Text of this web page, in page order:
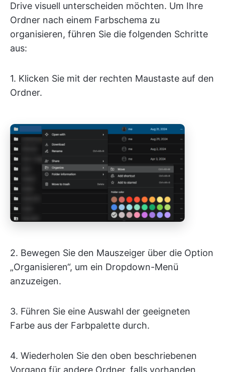
Drive visuell unterscheiden möchten. Um Ihre
Ordner nach einem Farbschema zu
organisieren, führen Sie die folgenden Schritte
aus:
1. Klicken Sie mit der rechten Maustaste auf den
Ordner.
2. Bewegen Sie den Mauszeiger über die Option
„Organisieren“, um ein Dropdown-Menü
anzuzeigen.
3. Führen Sie eine Auswahl der geeigneten
Farbe aus der Farbpalette durch.
4. Wiederholen Sie den oben beschriebenen
Vorgang für andere Ordner, falls vorhanden.